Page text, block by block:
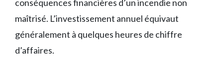
conséquences financières d’un incendie non
maîtrisé. L’investissement annuel équivaut
généralement à quelques heures de chiffre
d’affaires.